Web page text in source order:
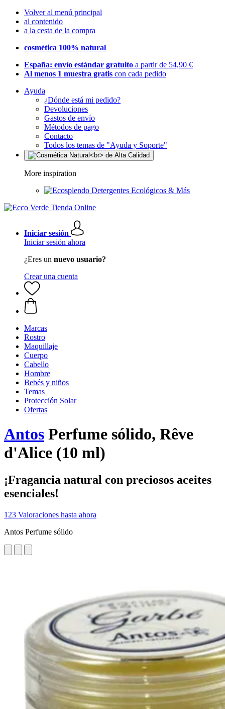
Volver al menú principal
al contenido
a la cesta de la compra
cosmética 100% natural
España: envío estándar gratuito a partir de 54,90 €
Al menos 1 muestra gratis con cada pedido
Ayuda
¿Dónde está mi pedido?
Devoluciones
Gastos de envío
Métodos de pago
Contacto
Todos los temas de "Ayuda y Soporte"
More inspiration
Detergentes Ecológicos & Más
Iniciar sesión
Iniciar sesión ahora
¿Eres un nuevo usuario?
Crear una cuenta
Marcas
Rostro
Maquillaje
Cuerpo
Cabello
Hombre
Bebés y niños
Temas
Protección Solar
Ofertas
Antos Perfume sólido, Rêve
d'Alice (10 ml)
¡Fragancia natural con preciosos aceites
esenciales!
123 Valoraciones hasta ahora
Antos Perfume sólido